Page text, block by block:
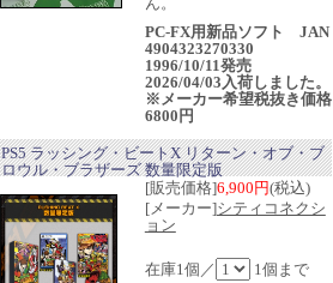
PC-FX用新品ソフト JAN
4904323270330
1996/10/11発売
2026/04/03入荷しました。
※メーカー希望税抜き価格
6800円
PS5 ラッシング・ビートX リターン・オブ・ブ
ロウル・ブラザーズ 数量限定版
[販売価格]6,900円(税込)
[メーカー]シティコネクシ
ョン
在庫1個／ 1個まで